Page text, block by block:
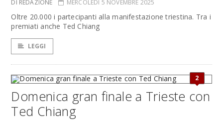
DI REDAZIONE MERCOLEDÌ 5 NOVEMBRE 2025
Oltre 20.000 i partecipanti alla manifestazione triestina. Tra i
premiati anche Ted Chiang
LEGGI
2
Domenica gran finale a Trieste con
Ted Chiang